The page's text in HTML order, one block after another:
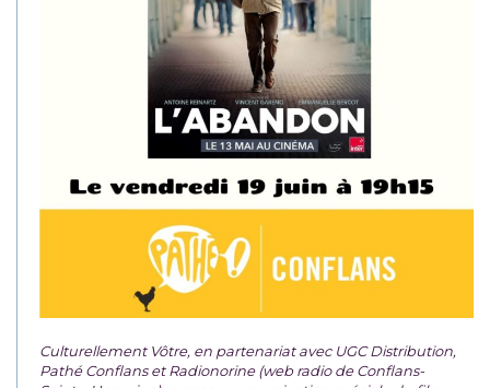
Culturellement Vôtre, en partenariat avec UGC Distribution,
Pathé Conflans et Radionorine (web radio de Conflans-